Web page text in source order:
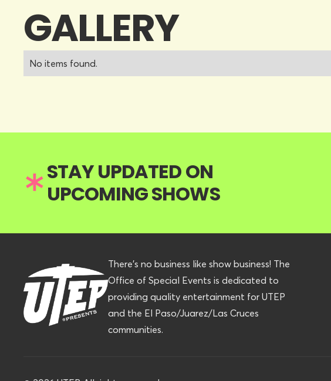
GALLERY
No items found.
STAY UPDATED ON
UPCOMING SHOWS
There’s no business like show business! The
Office of Special Events is dedicated to
providing quality entertainment for UTEP
and the El Paso/Juarez/Las Cruces
communities.